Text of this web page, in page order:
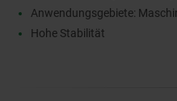
Anwendungsgebiete:
Hohe Stabilität